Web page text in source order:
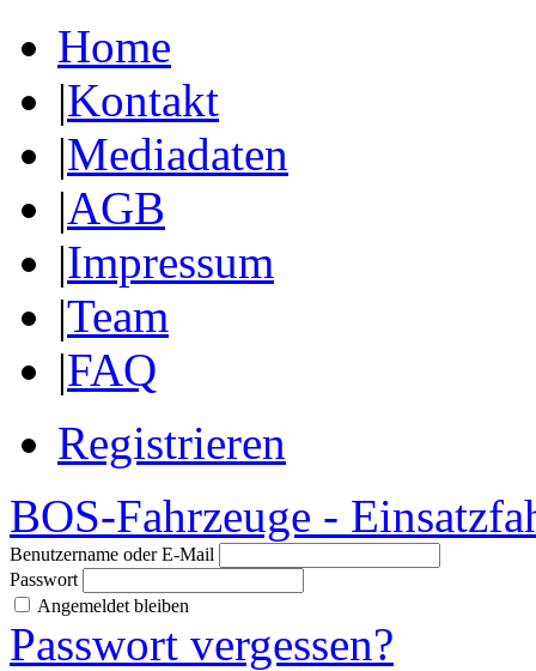
Home
|Kontakt
|Mediadaten
|AGB
|Impressum
|Team
|FAQ
Registrieren
BOS-Fahrzeuge -
Benutzername oder E-Mail
Passwort
Angemeldet bleiben
Passwort vergessen?